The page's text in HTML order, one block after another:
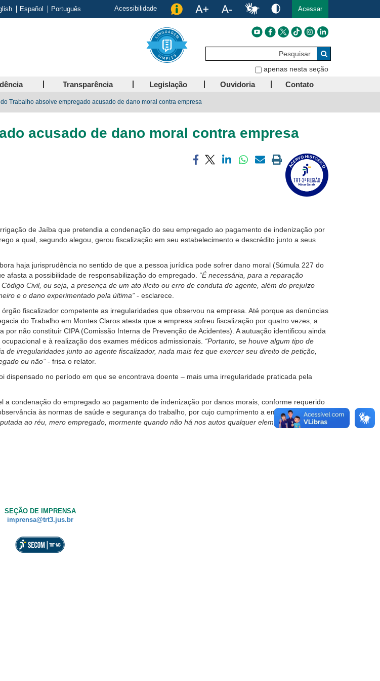
Acessibilidade Acessar
Español Português
Pesquisar
Buscar
apenas nesta seção
Transparência Legislação Ouvidoria Contato
Trabalho absolve empregado acusado de dano moral contra empresa
acusado de dano moral contra empresa
Compartilhar
Imprimir
página
de Jaíba que pretendia a condenação do seu empregado ao pagamento de indenização por
a qual, segundo alegou, gerou fiscalização em seu estabelecimento e descrédito junto a seus
haja jurisprudência no sentido de que a pessoa jurídica pode sofrer dano moral (Súmula 227 do
a possibilidade de responsabilização do empregado. “É necessária, para a reparação
Civil, ou seja, a presença de um ato ilícito ou erro de conduta do agente, além do prejuízo
e o dano experimentado pela última” - esclarece.
fiscalizador competente as irregularidades que observou na empresa. Até porque as denúncias
do Trabalho em Montes Claros atesta que a empresa sofreu fiscalização por quatro vezes, a
não constituir CIPA (Comissão Interna de Prevenção de Acidentes). A autuação identificou ainda
e à realização dos exames médicos admissionais. “Portanto, se houve algum tipo de
irregularidades junto ao agente fiscalizador, nada mais fez que exercer seu direito de petição,
ou não” - frisa o relator.
no período em que se encontrava doente – mais uma irregularidade praticada pela
condenação do empregado ao pagamento de indenização por danos morais, conforme requerido
às normas de saúde e segurança do trabalho, por cujo cumprimento a empresa tinha
ao réu, mero empregado, mormente quando não há nos autos qualquer elemento para
SEÇÃO DE IMPRENSA
imprensa@trt3.jus.br